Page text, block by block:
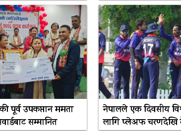
पूर्व उपकप्तान ममता
सम्मानित
नेपालले एक दिवसीय
लागि प्लेअफ चरणदेखि